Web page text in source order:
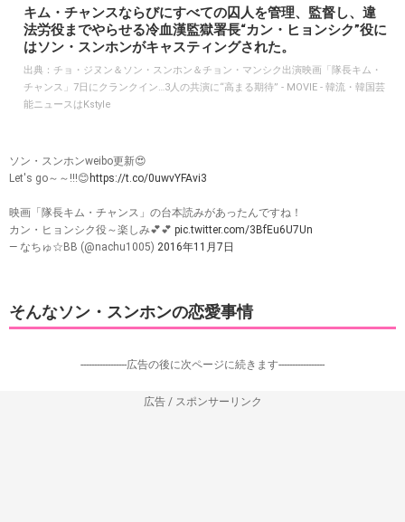
キム・チャンスならびにすべての囚人を管理、監督し、違
法労役までやらせる冷血漢監獄署長“カン・ヒョンシク”役に
はソン・スンホンがキャスティングされた。
出典： チョ・ジヌン＆ソン・スンホン＆チョン・マンシク出演映画「隊長キム・
チャンス」7日にクランクイン…3人の共演に“高まる期待” - MOVIE - 韓流・韓国芸
能ニュースはKstyle
ソン・スンホンweibo更新😍
Let's go～～!!!😊 https://t.co/0uwvYFAvi3
映画「隊長キム・チャンス」の台本読みがあったんですね！
カン・ヒョンシク役～楽しみ💕💕 pic.twitter.com/3BfEu6U7Un
— なちゅ☆BB (@nachu1005) 2016年11月7日
そんなソン・スンホンの恋愛事情
-----------------広告の後に次ページに続きます-----------------
広告 / スポンサーリンク